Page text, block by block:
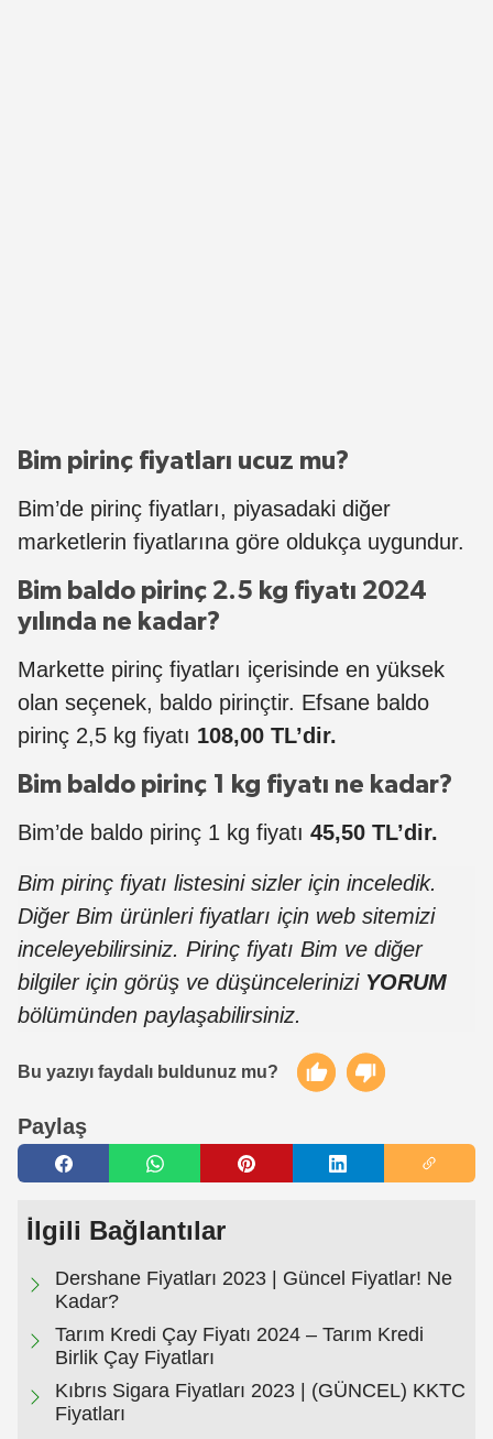
Bim pirinç fiyatları ucuz mu?
Bim’de pirinç fiyatları, piyasadaki diğer
marketlerin fiyatlarına göre oldukça uygundur.
Bim baldo pirinç 2.5 kg fiyatı 2024
yılında ne kadar?
Markette pirinç fiyatları içerisinde en yüksek
olan seçenek, baldo pirinçtir. Efsane baldo
pirinç 2,5 kg fiyatı 108,00 TL’dir.
Bim baldo pirinç 1 kg fiyatı ne kadar?
Bim’de baldo pirinç 1 kg fiyatı 45,50 TL’dir.
Bim pirinç fiyatı listesini sizler için inceledik.
Diğer Bim ürünleri fiyatları için web sitemizi
inceleyebilirsiniz. Pirinç fiyatı Bim ve diğer
bilgiler için görüş ve düşüncelerinizi YORUM
bölümünden paylaşabilirsiniz.
Bu yazıyı faydalı buldunuz mu?
Paylaş
İlgili Bağlantılar
Dershane Fiyatları 2023 | Güncel Fiyatlar! Ne
Kadar?
Tarım Kredi Çay Fiyatı 2024 – Tarım Kredi
Birlik Çay Fiyatları
Kıbrıs Sigara Fiyatları 2023 | (GÜNCEL) KKTC
Fiyatları